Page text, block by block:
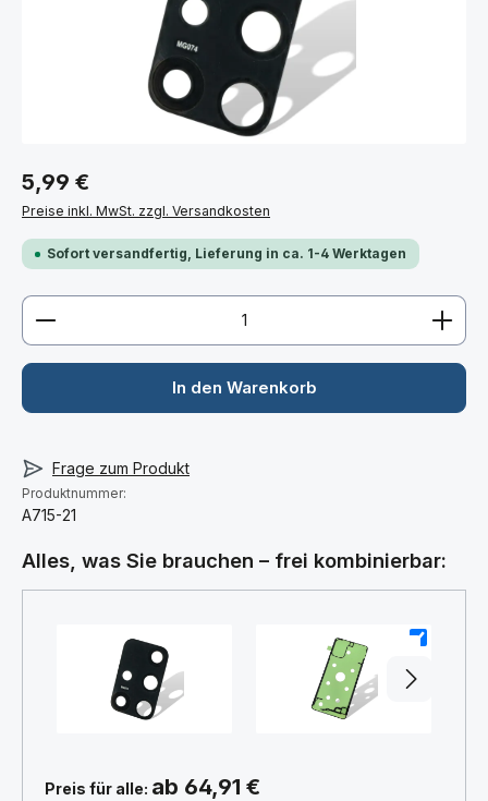
5,99 €
Preise inkl. MwSt. zzgl. Versandkosten
Sofort versandfertig, Lieferung in ca. 1-4 Werktagen
Produkt Anzahl: Gib den gewünschten Wert ein
In den Warenkorb
Frage zum Produkt
Produktnummer:
A715-21
Alles, was Sie brauchen – frei kombinierbar:
Preis für alle: ab 64,91 €